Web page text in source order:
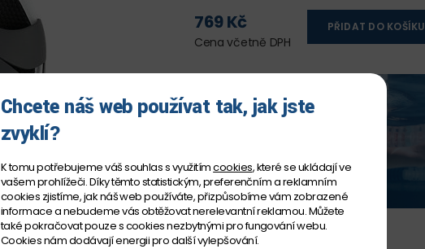
769 Kč
Cena včetně DPH
PŘIDAT DO KOŠÍKU
Chcete náš web používat tak, jak jste
zvyklí?
K tomu potřebujeme váš souhlas s využitímcookies, které se ukládají ve
vašem prohlížeči. Díky těmto statistickým, preferenčním a reklamním
cookies zjistíme, jak náš web používáte, přizpůsobíme vám zobrazené
informace a nebudeme vás obtěžovat nerelevantní reklamou. Můžete
také pokračovat pouze s cookies nezbytnými pro fungování webu.
Cookies nám dodávají energii pro další vylepšování.